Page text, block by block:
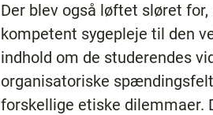
Der blev også løftet sløret
kompetent sygepleje til den
indhold om de studerendes
organisatoriske
forskellige etiske dilemmaer.